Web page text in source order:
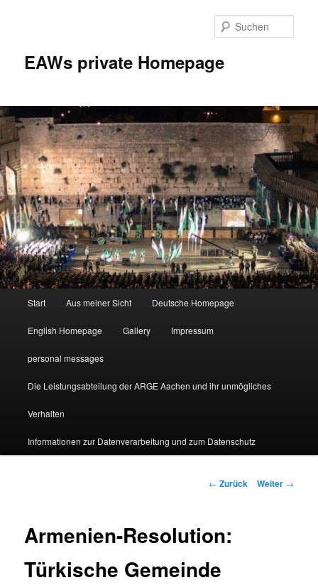
EAWs private Homepage
Start Aus meiner Sicht Deutsche Homepage
English Homepage Gallery Impressum
personal messages
Die Leistungsabteilung der ARGE Aachen und ihr unmögliches
Verhalten
Informationen zur Datenverarbeitung und zum Datenschutz
Beitragsnavigation
← Zurück Weiter →
Armenien-Resolution:
Türkische Gemeinde